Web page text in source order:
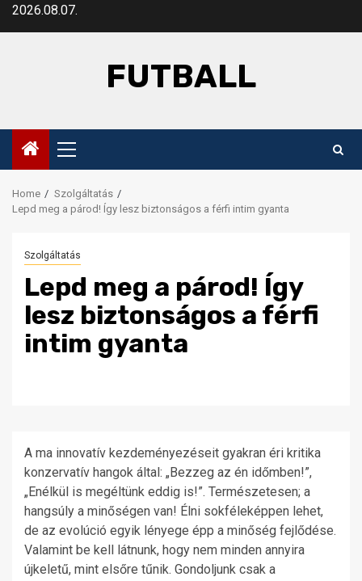
Skip2026.08.07.
FUTBALL
Primary
Menu
Home
Szolgáltatás
Lepd meg a párod! Így lesz biztonságos a férfi intim gyanta
Szolgáltatás
Lepd meg a párod! Így
lesz biztonságos a férfi
intim gyanta
A ma innovatív kezdeményezéseit gyakran éri kritika
konzervatív hangok által: „Bezzeg az én időmben!”,
„Enélkül is megéltünk eddig is!”. Természetesen; a
hangsúly a minőségen van! Élni sokféleképpen lehet,
de az evolúció egyik lényege épp a minőség fejlődése.
Valamint be kell látnunk, hogy nem minden annyira
újkeletű, mint elsőre tűnik. Gondoljunk csak a